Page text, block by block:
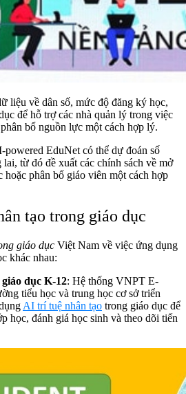
liệu về dân số, mức độ đăng ký học,
để hỗ trợ các nhà quản lý trong việc
bổ nguồn lực một cách hợp lý.
EduNet có thể dự đoán số
từ đó đề xuất các chính sách về mở
hoặc phân bổ giáo viên một cách hợp
tạo trong giáo dục
giáo dục Việt Nam về việc ứng dụng
khác nhau:
dục K-12: Hệ thống VNPT E-
tiểu học và trung học cơ sở triển
AI trí tuệ nhân tạo trong giáo dục để
học, đánh giá học sinh và theo dõi tiến